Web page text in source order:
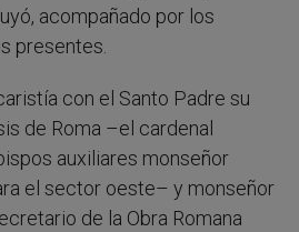
acompañado por los
presentes.
con el Santo Padre su
de Roma –el cardenal
auxiliares monseñor
el sector oeste– y monseñor
de la Obra Romana